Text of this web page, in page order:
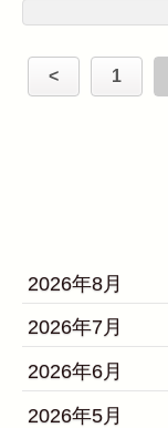
< 1
2026年8月
2026年7月
2026年6月
2026年5月